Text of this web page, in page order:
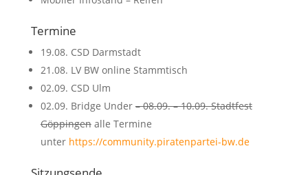
Termine
19.08. CSD Darmstadt
21.08. LV BW online Stammtisch
02.09. CSD Ulm
02.09. Bridge Under – 08.09. – 10.09. Stadtfest
Göppingen alle Termine
unter https://community.piratenpartei-bw.de